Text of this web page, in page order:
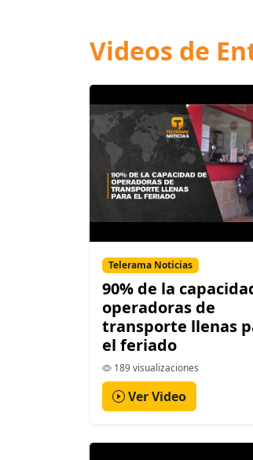
Videos de
Telerama Noticias
90% de la
operadoras de
transporte llenas
el feriado
189 visualizaciones
Ver Video